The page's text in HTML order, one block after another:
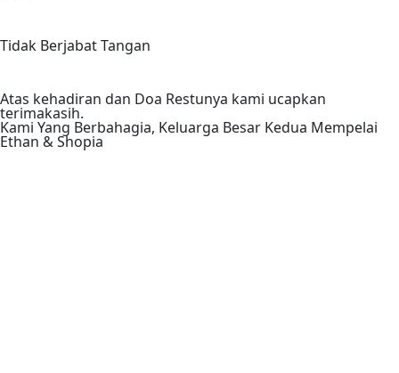
Tidak Berjabat Tangan
Atas kehadiran dan Doa Restunya kami ucapkan
terimakasih.
Kami Yang Berbahagia, Keluarga Besar Kedua Mempelai
Ethan & Shopia